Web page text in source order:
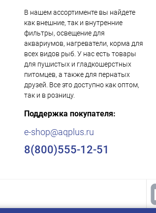
В нашем ассортименте вы найдете
как внешние, так и внутренние
фильтры, освещение для
аквариумов, нагреватели, корма для
всех видов рыб. У нас есть товары
для пушистых и гладкошерстных
питомцев, а также для пернатых
друзей. Все это доступно как оптом,
так и в розницу.
Поддержка покупателя:
e-shop@aqplus.ru
8(800)555-12-51